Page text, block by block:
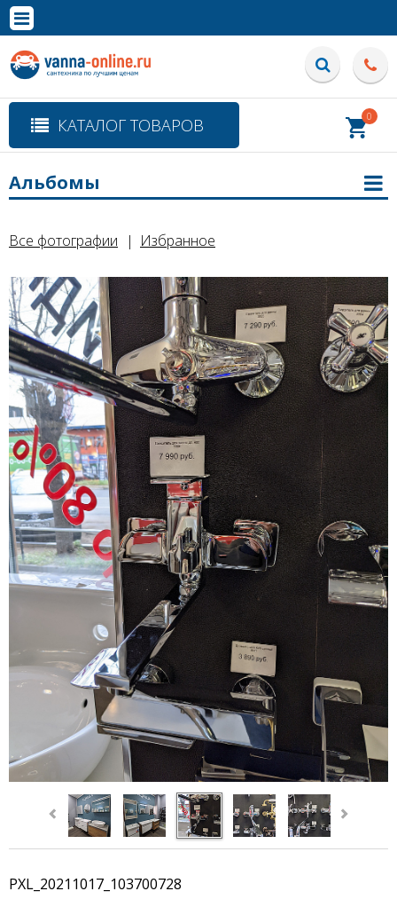
Полная версия сайта
КАТАЛОГ ТОВАРОВ 0
Все фотографии Избранное
PXL_20211017_103700728
Альбомы